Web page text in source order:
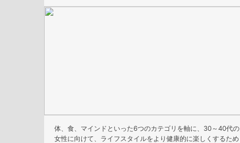
体、食、マインドといった6つのカテゴリを軸に、30～40代の
女性に向けて、ライフスタイルをより健康的に楽しくするため